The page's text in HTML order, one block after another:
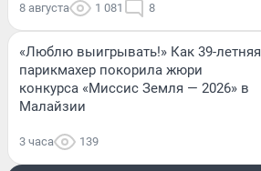
8 августа 1 081 8
«Люблю выигрывать!» Как 39-летняя
парикмахер покорила жюри
конкурса «Миссис Земля — 2026» в
Малайзии
3 часа 139
ЖИВОТНЫЕ